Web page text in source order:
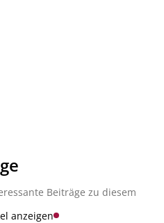
Beiträge zu diesem
anzeigen